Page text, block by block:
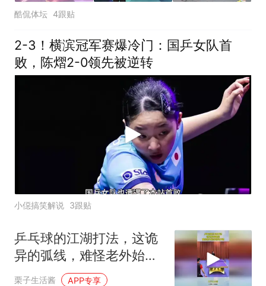
酷侃体坛 4跟贴
2-3！横滨冠军赛爆冷门：国乒女队首
败，陈熠2-0领先被逆转
小僫搞笑解说 3跟贴
乒乓球的江湖打法，这诡
异的弧线，难怪老外始终
研究不透！
栗子生活酱 APP专享